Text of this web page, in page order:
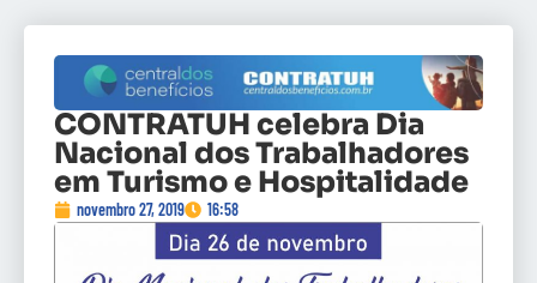
CONTRATUH celebra Dia
Nacional dos Trabalhadores
em Turismo e Hospitalidade
novembro 27, 2019 16:58